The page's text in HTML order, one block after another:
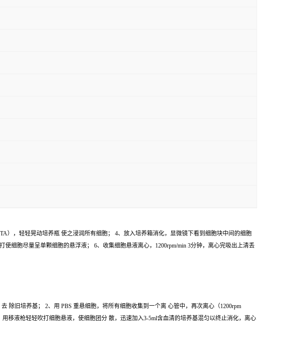
），轻轻晃动培养瓶 使之浸润所有细胞； 4、放入培养箱消化，显微镜下看到细胞块中间的细胞
细胞尽量呈单颗细胞的悬浮液； 6、收集细胞悬液离心，1200rpm/min 3分钟，离心完吸出上清丢
除旧培养基； 2、用 PBS 重悬细胞，将所有细胞收集到一个离 心管中，再次离心（1200rpm
移液枪轻轻吹打细胞悬液，使细胞团分 散，迅速加入3-5ml含血清的培养基混匀以终止消化，离心